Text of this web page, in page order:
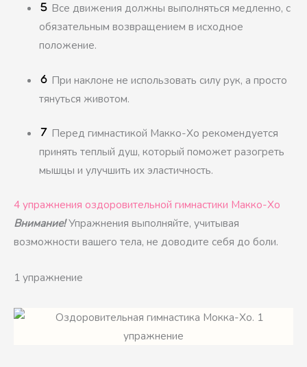
Все движения должны выполняться медленно, с
обязательным возвращением в исходное
положение.
При наклоне не использовать силу рук, а просто
тянуться животом.
Перед гимнастикой Макко-Хо рекомендуется
принять теплый душ, который поможет разогреть
мышцы и улучшить их эластичность.
4 упражнения оздоровительной гимнастики Макко-Хо
Внимание!Упражнения выполняйте, учитывая
возможности вашего тела, не доводите себя до боли.
1 упражнение